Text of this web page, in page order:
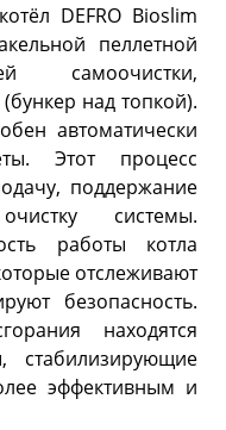
DEFRO Bioslim
пеллетной
самоочистки,
над топкой).
автоматически
Этот процесс
поддержание
системы.
работы котла
отслеживают
безопасность.
находятся
стабилизирующие
эффективным и